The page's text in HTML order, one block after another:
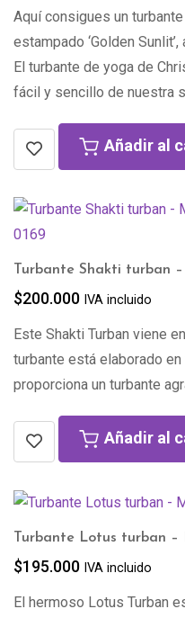
Aquí consigues un
estampado ‘Golden
El turbante de yoga de
fácil y sencillo de nuestra
Añadir al
Turbante Shakti turban
$200.000 IVA incluido
Este Shakti Turban viene
turbante está elaborado
proporciona un turbante
Añadir al
Turbante Lotus turban –
$195.000 IVA incluido
El hermoso Lotus Turban